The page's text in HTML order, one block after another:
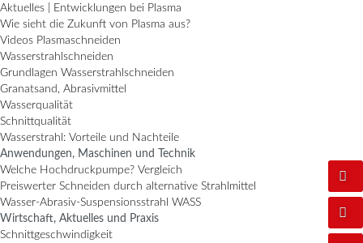
Aktuelles | Entwicklungen bei Plasma
Wie sieht die Zukunft von Plasma aus?
Videos Plasmaschneiden
Wasserstrahlschneiden
Grundlagen Wasserstrahlschneiden
Granatsand, Abrasivmittel
Wasserqualität
Schnittqualität
Wasserstrahl: Vorteile und Nachteile
Anwendungen, Maschinen und Technik
Welche Hochdruckpumpe? Vergleich
Preiswerter Schneiden durch alternative Strahlmittel
Wasser-Abrasiv-Suspensionsstrahl WASS
Wirtschaft, Aktuelles und Praxis
Schnittgeschwindigkeit